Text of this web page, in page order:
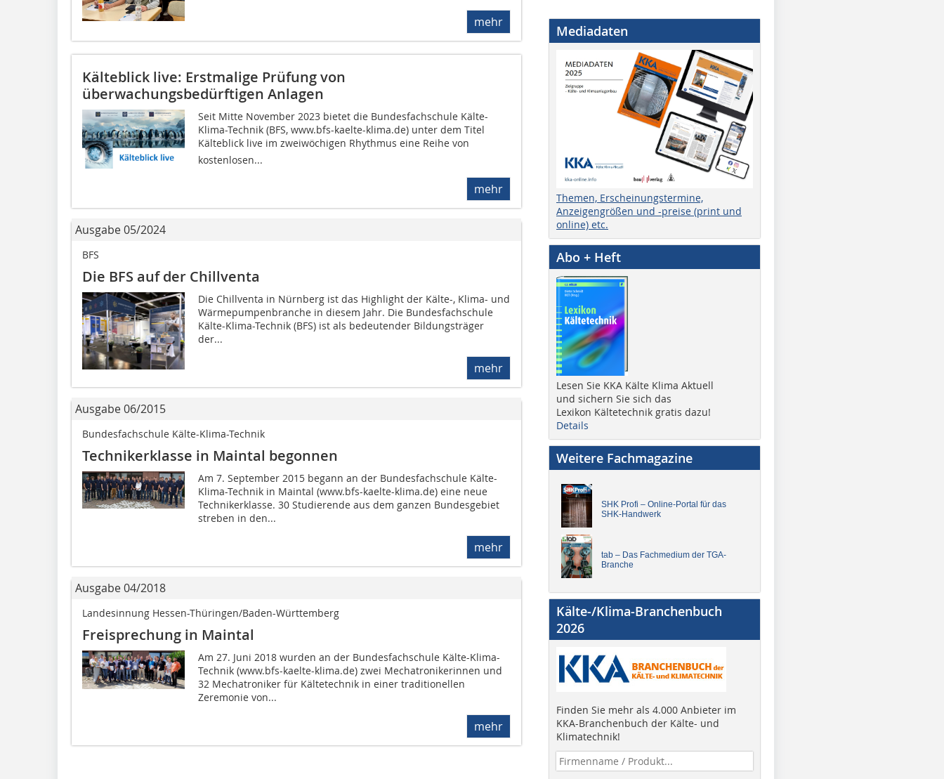
mehr
Kälteblick live: Erstmalige Prüfung von
überwachungsbedürftigen Anlagen
Seit Mitte November 2023 bietet die Bundesfachschule Kälte-
Klima-Technik (BFS, www.bfs-kaelte-klima.de) unter dem Titel
Kälteblick live im zweiwöchigen Rhythmus eine Reihe von
kostenlosen...
mehr
Ausgabe 05/2024
BFS
Die BFS auf der Chillventa
Die Chillventa in Nürnberg ist das Highlight der Kälte-, Klima- und
Wärmepumpenbranche in diesem Jahr. Die Bundesfachschule
Kälte-Klima-Technik (BFS) ist als bedeutender Bildungsträger
der...
mehr
Ausgabe 06/2015
Bundesfachschule Kälte-Klima-Technik
Technikerklasse in Maintal begonnen
Am 7. September 2015 begann an der Bundesfachschule Kälte-
Klima-Technik in Maintal (www.bfs-kaelte-klima.de) eine neue
Technikerklasse. 30 Studierende aus dem ganzen Bundesgebiet
streben in den...
mehr
Ausgabe 04/2018
Landesinnung Hessen-Thüringen/Baden-Württemberg
Freisprechung in Maintal
Am 27. Juni 2018 wurden an der Bundesfachschule Kälte-Klima-
Technik (www.bfs-kaelte-klima.de) zwei Mechatronikerinnen und
32 Mechatroniker für Kältetechnik in einer traditionellen
Zeremonie von...
mehr
Mediadaten
Themen, Erscheinungstermine,
Anzeigengrößen und -preise (print und
online) etc.
Abo + Heft
Lesen Sie KKA Kälte Klima Aktuell
und sichern Sie sich das
Lexikon Kältetechnik gratis dazu!
Details
Weitere Fachmagazine
SHK Profi – Online-Portal für das
SHK-Handwerk
tab – Das Fachmedium der TGA-
Branche
Kälte-/Klima-Branchenbuch
2026
Finden Sie mehr als 4.000 Anbieter im
KKA-Branchenbuch der Kälte- und
Klimatechnik!